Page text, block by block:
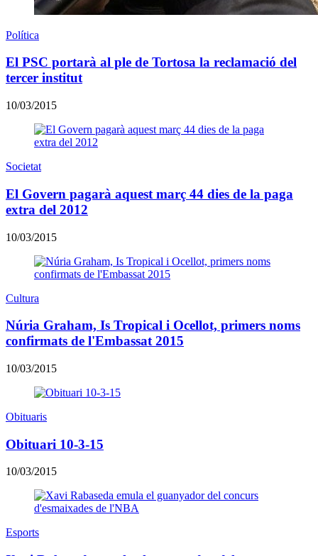
Política
El PSC portarà al ple de Tortosa la reclamació del
tercer institut
10/03/2015
Societat
El Govern pagarà aquest març 44 dies de la paga
extra del 2012
10/03/2015
Cultura
Núria Graham, Is Tropical i Ocellot, primers noms
confirmats de l'Embassat 2015
10/03/2015
Obituaris
Obituari 10-3-15
10/03/2015
Esports